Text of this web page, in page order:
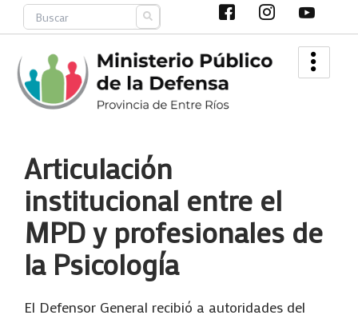
Search
Articulación
institucional entre el
MPD y profesionales de
la Psicología
El Defensor General recibió a autoridades del